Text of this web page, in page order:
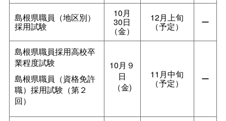
島根県職員（地区別）
採用試験
10月
30日
（金）
12月上旬
（予定） ー
島根県職員採用高校卒
業程度試験
島根県職員（資格免許
職）採用試験（第２
回）
10月９
日
（金)
11月中旬
（予定） ー